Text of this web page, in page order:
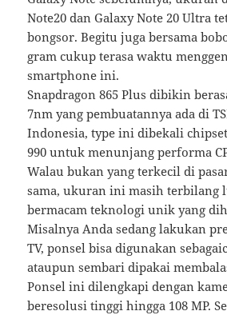
Note20 dan Galaxy Note 20 Ultra
bongsor. Begitu juga bersama
gram cukup terasa waktu
smartphone ini.
Snapdragon 865 Plus dibikin
7nm yang pembuatannya ada di
Indonesia, type ini dibekali
990 untuk menunjang performa
Walau bukan yang terkecil di
sama, ukuran ini masih terbilang
bermacam teknologi unik yang
Misalnya Anda sedang lakukan
TV, ponsel bisa digunakan
ataupun sembari dipakai
Ponsel ini dilengkapi dengan
beresolusi tinggi hingga 108 MP.